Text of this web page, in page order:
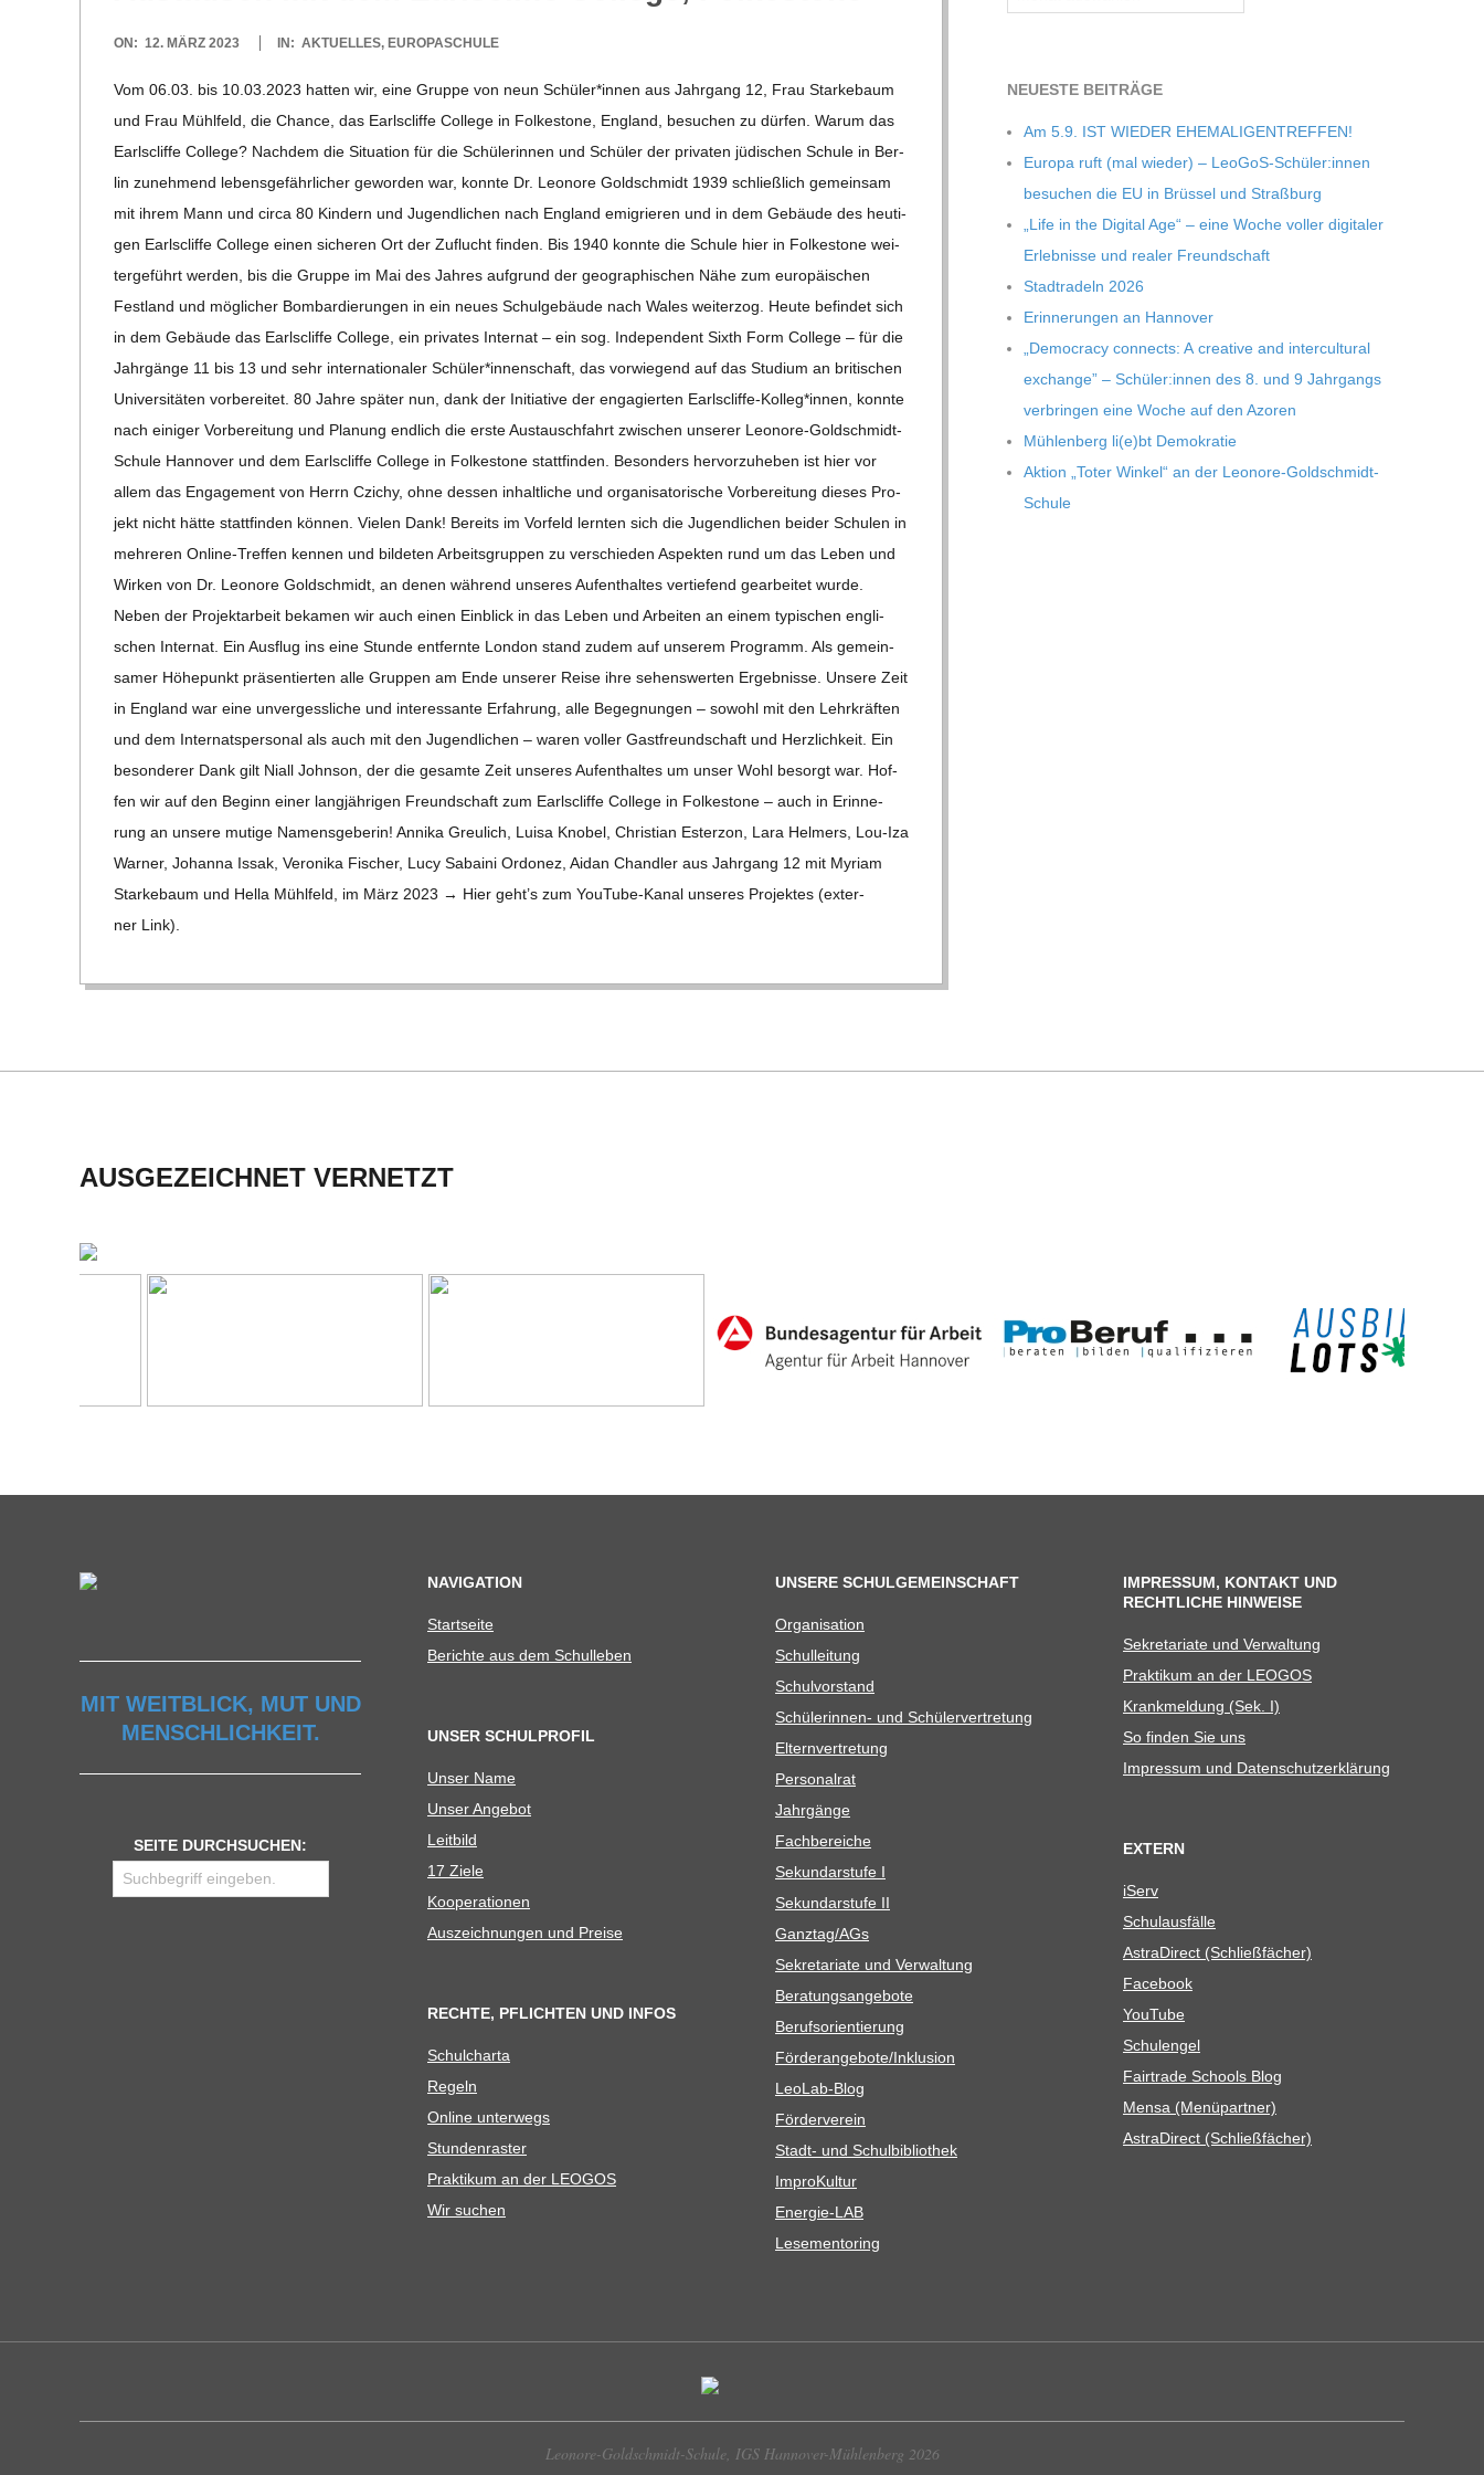
R
E
G
O
L
D
S
C
H
M
D
S
C
H
L
E
2023-
ON: 12. MÄRZ 2023 IN: AKTUELLES, EUROPASCHULE
Vom 06.03. bis 10.03.2023 hat­ten wir, eine Gruppe von neun Schüler*innen aus Jahr­gang 12, Frau Star­ke­baum
und Frau Mühl­feld, die Chance, das Earls­cliffe Col­lege in Fol­kes­tone, Eng­land, besu­chen zu dür­fen. Warum das
Earls­cliffe Col­lege? Nach­dem die Situa­tion für die Schü­le­rin­nen und Schü­ler der pri­va­ten jüdi­schen Schule in Ber­
lin zuneh­mend lebens­ge­fähr­li­cher gewor­den war, konnte Dr. Leo­nore Gold­schmidt 1939 schließ­lich gemein­sam
mit ihrem Mann und circa 80 Kin­dern und Jugend­li­chen nach Eng­land emi­grie­ren und in dem Gebäude des heu­ti­
gen Earls­cliffe Col­lege einen siche­ren Ort der Zuflucht fin­den. Bis 1940 konnte die Schule hier in Fol­kes­tone wei­
ter­ge­führt wer­den, bis die Gruppe im Mai des Jah­res auf­grund der geo­gra­phi­schen Nähe zum euro­päi­schen
Fest­land und mög­li­cher Bom­bar­die­run­gen in ein neues Schul­ge­bäude nach Wales wei­ter­zog. Heute befin­det sich
in dem Gebäude das Earls­cliffe Col­lege, ein pri­va­tes Inter­nat – ein sog. Inde­pen­dent Sixth Form Col­lege – für die
Jahr­gänge 11 bis 13 und sehr inter­na­tio­na­ler Schüler*innenschaft, das vor­wie­gend auf das Stu­dium an bri­ti­schen
Uni­ver­si­tä­ten vor­be­rei­tet. 80 Jahre spä­ter nun, dank der Initia­tive der enga­gier­ten Earlscliffe-Kolleg*innen, konnte
nach eini­ger Vor­be­rei­tung und Pla­nung end­lich die erste Aus­tausch­fahrt zwi­schen unse­rer Leo­­nore-Gol­d­­schmidt-
Schule Han­no­ver und dem Earls­cliffe Col­lege in Fol­kes­tone statt­fin­den. Beson­ders her­vor­zu­he­ben ist hier vor
allem das Enga­ge­ment von Herrn Czichy, ohne des­sen inhalt­li­che und orga­ni­sa­to­ri­sche Vor­be­rei­tung die­ses Pro­
jekt nicht hätte statt­fin­den kön­nen. Vie­len Dank! Bereits im Vor­feld lern­ten sich die Jugend­li­chen bei­der Schu­len in
meh­re­ren Online-Tre­f­­fen ken­nen und bil­de­ten Arbeits­grup­pen zu ver­schie­den Aspek­ten rund um das Leben und
Wir­ken von Dr. Leo­nore Gold­schmidt, an denen wäh­rend unse­res Auf­ent­hal­tes ver­tie­fend gear­bei­tet wurde.
Neben der Pro­jekt­ar­beit beka­men wir auch einen Ein­blick in das Leben und Arbei­ten an einem typi­schen eng­li­
schen Inter­nat. Ein Aus­flug ins eine Stunde ent­fernte Lon­don stand zudem auf unse­rem Pro­gramm. Als gemein­
sa­mer Höhe­punkt prä­sen­tier­ten alle Grup­pen am Ende unse­rer Reise ihre sehens­wer­ten Ergeb­nisse. Unsere Zeit
in Eng­land war eine unver­gess­li­che und inter­es­sante Erfah­rung, alle Begeg­nun­gen – sowohl mit den Lehr­kräf­ten
und dem Inter­nats­per­so­nal als auch mit den Jugend­li­chen – waren vol­ler Gast­freund­schaft und Herz­lich­keit. Ein
beson­de­rer Dank gilt Niall John­son, der die gesamte Zeit unse­res Auf­ent­hal­tes um unser Wohl besorgt war. Hof­
fen wir auf den Beginn einer lang­jäh­ri­gen Freund­schaft zum Earls­cliffe Col­lege in Fol­kes­tone – auch in Erin­ne­
rung an unsere mutige Namens­ge­be­rin! Annika Greu­lich, Luisa Kno­bel, Chris­tian Est­erzon, Lara Hel­mers, Lou-Iza
War­ner, Johanna Issak, Vero­nika Fischer, Lucy Sabaini Ordo­nez, Aidan Chand­ler aus Jahr­gang 12 mit Myriam
Star­ke­baum und Hella Mühl­feld, im März 2023 → Hier geht’s zum You­­Tube-Kanal unse­res Pro­jek­tes (exter­
ner Link).
NEU­ESTE BEITRÄGE
Am 5.9. IST WIEDER EHEMALIGENTREFFEN!
Europa ruft (mal wie­der) – LeoGoS-Schüler:innen
besu­chen die EU in Brüs­sel und Straßburg
„Life in the Digi­tal Age“ – eine Woche vol­ler digi­ta­ler
Erleb­nisse und rea­ler Freundschaft
Stadt­ra­deln 2026
Erin­ne­run­gen an Hannover
„Demo­cracy con­nects: A crea­tive and inter­cul­tu­ral
exch­ange” – Schüler:innen des 8. und 9 Jahr­gangs
ver­brin­gen eine Woche auf den Azoren
Müh­len­berg li(e)bt Demokratie
Aktion „Toter Win­kel“ an der Leonore-Goldschmidt-
Schule
AUSGEZEICHNET VERNETZT
MIT WEITBLICK, MUT UND
MENSCHLICHKEIT.
SEITE DURCHSUCHEN:
NAVIGATION
Start­seite
Berichte aus dem Schulleben
UNSER SCHULPROFIL
Unser Name
Unser Ange­bot
Leit­bild
17 Ziele
Koope­ra­tio­nen
Aus­zeich­nun­gen und Preise
RECHTE, PFLICHTEN UND INFOS
Schul­charta
Regeln
Online unter­wegs
Stun­den­ras­ter
Prak­ti­kum an der LEOGOS
Wir suchen
UNSERE SCHULGEMEINSCHAFT
Orga­ni­sa­tion
Schul­lei­tung
Schul­vor­stand
Schü­le­rin­nen- und Schülervertretung
Eltern­ver­tre­tung
Per­so­nal­rat
Jahr­gänge
Fach­be­rei­che
Sekun­dar­stufe I
Sekun­dar­stufe II
Ganztag/​​AGs
Sekre­ta­riate und Verwaltung
Bera­tungs­an­ge­bote
Berufs­ori­en­tie­rung
Förderangebote/​​Inklusion
Leo­Lab-Blog
För­der­ver­ein
Stadt- und Schulbibliothek
Impro­Kul­tur
Ener­­gie-LAB
Lese­men­to­ring
IMPRESSUM, KONTAKT UND
RECHTLICHE HINWEISE
Sekre­ta­riate und Verwaltung
Prak­ti­kum an der LEOGOS
Krank­mel­dung (Sek. I)
So fin­den Sie uns
Impres­sum und Datenschutzerklärung
EXTERN
iServ
Schul­aus­fälle
Astra­Di­rect (Schließ­fä­cher)
Face­book
You­Tube
Schul­en­gel
Fair­trade Schools Blog
Mensa (Menü­part­ner)
Astra­Di­rect (Schließ­fä­cher)
Leonore-Goldschmidt-Schule, IGS Hannover-Mühlenberg 2026